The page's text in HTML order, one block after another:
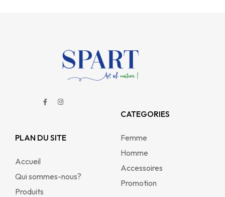
PLAN DU SITE
Accueil
Qui sommes-nous?
Produits
CATEGORIES
Femme
Homme
Accessoires
Promotion